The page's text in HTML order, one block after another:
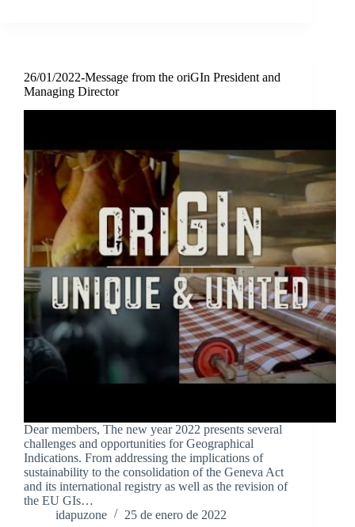
26/01/2022-Message from the oriGIn President and
Managing Director
Dear members, The new year 2022 presents several
challenges and opportunities for Geographical
Indications. From addressing the implications of
sustainability to the consolidation of the Geneva Act
and its international registry as well as the revision of
the EU GIs…
idapuzone
25 de enero de 2022